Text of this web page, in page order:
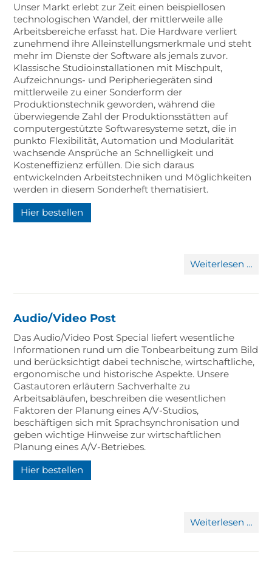
Unser Markt erlebt zur Zeit einen beispiellosen
technologischen Wandel, der mittlerweile alle
Arbeitsbereiche erfasst hat. Die Hardware verliert
zunehmend ihre Alleinstellungsmerkmale und steht
mehr im Dienste der Software als jemals zuvor.
Klassische Studioinstallationen mit Mischpult,
Aufzeichnungs- und Peripheriegeräten sind
mittlerweile zu einer Sonderform der
Produktionstechnik geworden, während die
überwiegende Zahl der Produktionsstätten auf
computergestützte Softwaresysteme setzt, die in
punkto Flexibilität, Automation und Modularität
wachsende Ansprüche an Schnelligkeit und
Kosteneffizienz erfüllen. Die sich daraus
entwickelnden Arbeitstechniken und Möglichkeiten
werden in diesem Sonderheft thematisiert.
Hier bestellen
Weiterlesen …
Audio/Video Post
Das Audio/Video Post Special liefert wesentliche
Informationen rund um die Tonbearbeitung zum Bild
und berücksichtigt dabei technische, wirtschaftliche,
ergonomische und historische Aspekte. Unsere
Gastautoren erläutern Sachverhalte zu
Arbeitsabläufen, beschreiben die wesentlichen
Faktoren der Planung eines A/V-Studios,
beschäftigen sich mit Sprachsynchronisation und
geben wichtige Hinweise zur wirtschaftlichen
Planung eines A/V-Betriebes.
Hier bestellen
Weiterlesen …